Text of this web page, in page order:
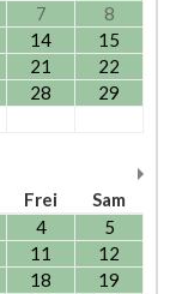
7
8
14
15
21
22
28
29
Frei
Sam
4
5
11
12
18
19